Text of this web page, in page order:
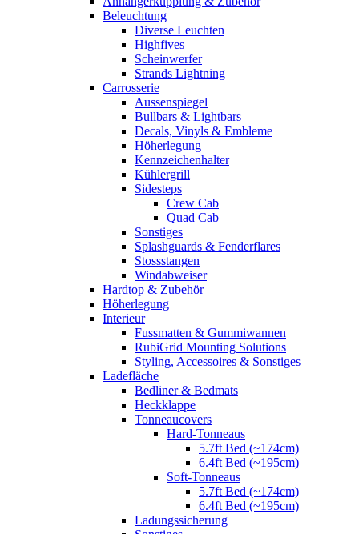
Beleuchtung
Diverse Leuchten
Highfives
Scheinwerfer
Strands Lightning
Carrosserie
Aussenspiegel
Bullbars & Lightbars
Decals, Vinyls & Embleme
Höherlegung
Kennzeichenhalter
Kühlergrill
Sidesteps
Crew Cab
Quad Cab
Sonstiges
Splashguards & Fenderflares
Stossstangen
Windabweiser
Hardtop & Zubehör
Höherlegung
Interieur
Fussmatten & Gummiwannen
RubiGrid Mounting Solutions
Styling, Accessoires & Sonstiges
Ladefläche
Bedliner & Bedmats
Heckklappe
Tonneaucovers
Hard-Tonneaus
5.7ft Bed (~174cm)
6.4ft Bed (~195cm)
Soft-Tonneaus
5.7ft Bed (~174cm)
6.4ft Bed (~195cm)
Ladungssicherung